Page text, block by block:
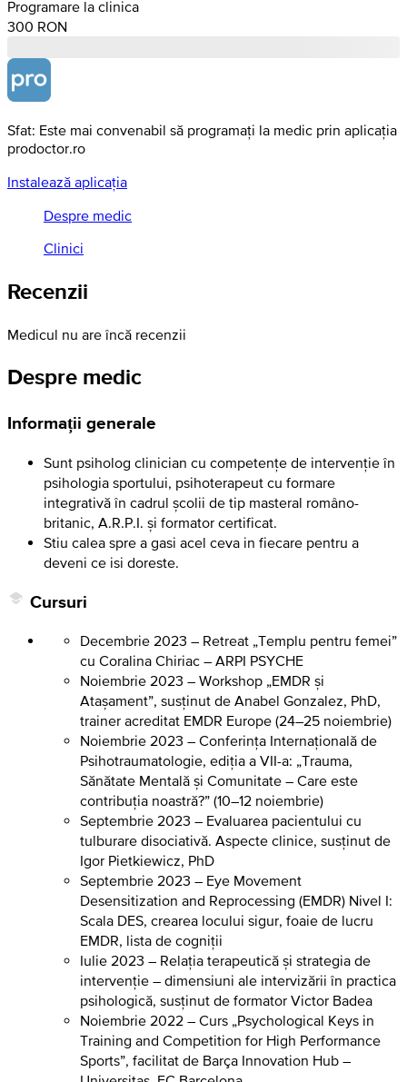
Programare la clinica
300 RON
Sfat: Este mai convenabil să programați la medic prin aplicația
prodoctor.ro
Instalează aplicația
Despre medic
Clinici
Recenzii
Medicul nu are încă recenzii
Despre medic
Informații generale
Sunt psiholog clinician cu competențe de intervenție în
psihologia sportului, psihoterapeut cu formare
integrativă în cadrul școlii de tip masteral româno-
britanic, A.R.P.I. și formator certificat.
Stiu calea spre a gasi acel ceva in fiecare pentru a
deveni ce isi doreste.
Cursuri
Decembrie 2023 – Retreat „Templu pentru femei”
cu Coralina Chiriac – ARPI PSYCHE
Noiembrie 2023 – Workshop „EMDR și
Atașament”, susținut de Anabel Gonzalez, PhD,
trainer acreditat EMDR Europe (24–25 noiembrie)
Noiembrie 2023 – Conferința Internațională de
Psihotraumatologie, ediția a VII-a: „Trauma,
Sănătate Mentală și Comunitate – Care este
contribuția noastră?” (10–12 noiembrie)
Septembrie 2023 – Evaluarea pacientului cu
tulburare disociativă. Aspecte clinice, susținut de
Igor Pietkiewicz, PhD
Septembrie 2023 – Eye Movement
Desensitization and Reprocessing (EMDR) Nivel I:
Scala DES, crearea locului sigur, foaie de lucru
EMDR, lista de cogniții
Iulie 2023 – Relația terapeutică și strategia de
intervenție – dimensiuni ale intervizării în practica
psihologică, susținut de formator Victor Badea
Noiembrie 2022 – Curs „Psychological Keys in
Training and Competition for High Performance
Sports”, facilitat de Barça Innovation Hub –